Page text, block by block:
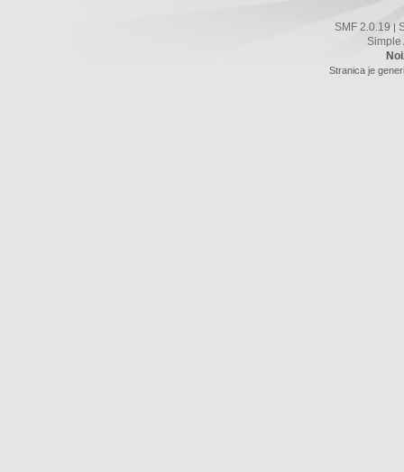
SMF 2.0.19 |
Simple
Stranica je